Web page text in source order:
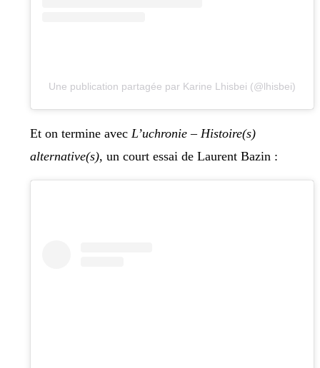
Une publication partagée par Karine Lhisbei (@lhisbei)
Et on termine avec L’uchronie – Histoire(s)
alternative(s), un court essai de Laurent Bazin :